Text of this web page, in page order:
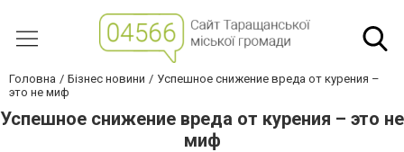
Головна Бізнес новини
Успешное снижение вреда от курения –
это не миф
Успешное снижение вреда от курения – это не
миф